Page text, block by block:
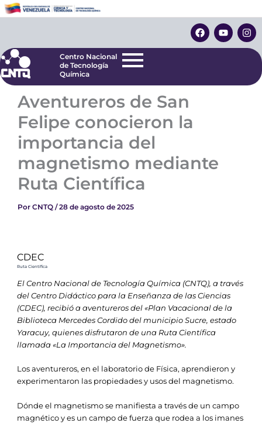
al
F
a
c
o
Y
o
u
e
I
n
s
r
Centro Nacional
de Tecnología
Centro Nacional
de Tecnología
Química
Aventureros de San
Felipe conocieron la
importancia del
magnetismo mediante
Ruta Científica
Por CNTQ /28 de agosto de 2025
CDEC
Ruta Científica
El Centro Nacional de Tecnología Química (CNTQ), a través
del Centro Didáctico para la Enseñanza de las Ciencias
(CDEC), recibió a aventureros del «Plan Vacacional de la
Biblioteca Mercedes Cordido del municipio Sucre, estado
Yaracuy, quienes disfrutaron de una Ruta Científica
llamada «La Importancia del Magnetismo».
Los aventureros, en el laboratorio de Física, aprendieron y
experimentaron las propiedades y usos del magnetismo.
Dónde el magnetismo se manifiesta a través de un campo
magnético y es un campo de fuerza que rodea a los imanes